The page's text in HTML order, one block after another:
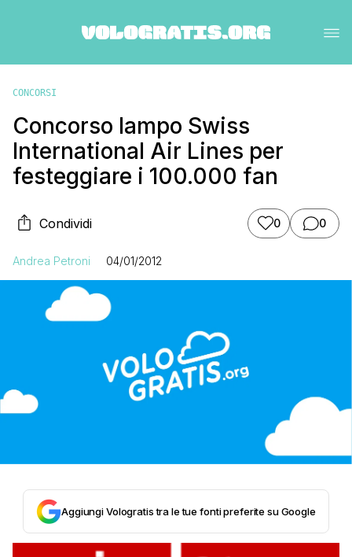
CONCORSI
Concorso lampo Swiss
International Air Lines per
festeggiare i 100.000 fan
Condividi 0 0
Andrea Petroni 04/01/2012
Aggiungi Vologratis tra le tue fonti preferite su Google